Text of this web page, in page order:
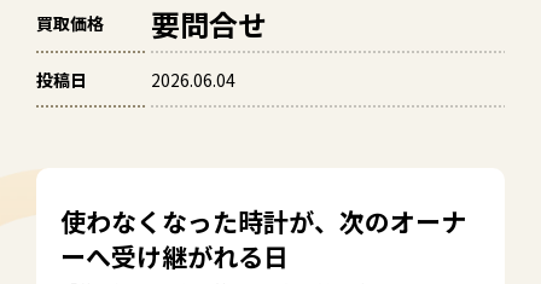
買取価格 要問合せ
投稿日 2026.06.04
使わなくなった時計が、次のオーナ
ーへ受け継がれる日